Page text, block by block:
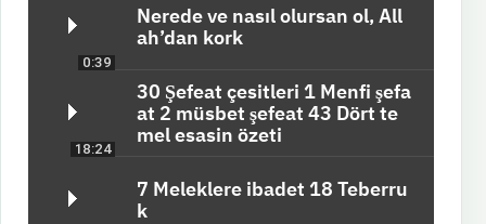
0:39
Nerede ve nasıl olursan ol, All
ah’dan kork
18:24
30 Şefeat çesitleri 1 Menfi şefa
at 2 müsbet şefeat 43 Dört te
mel esasin özeti
7 Meleklere ibadet 18 Teberru
k